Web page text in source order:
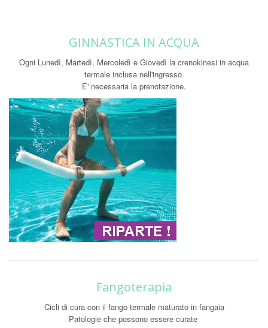
GINNASTICA IN ACQUA
Ogni Lunedì, Martedì, Mercoledì e Giovedì la crenokinesi in acqua
termale inclusa nell'ingresso.
E' necessaria la prenotazione.
Fangoterapia
Cicli di cura con il fango termale maturato in fangaia
Patologie che possono essere curate